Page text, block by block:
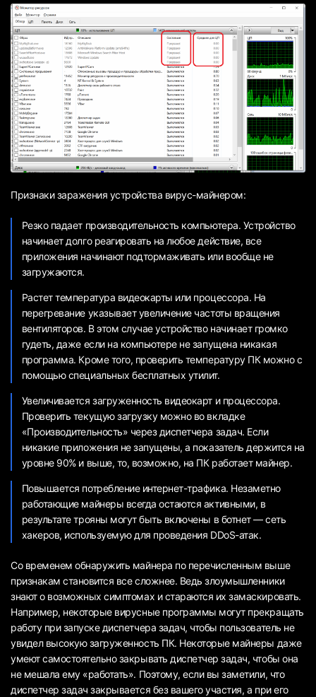
Признаки заражения устройства вирус-майнером:
Резко падает производительность компьютера. Устройство
начинает долго реагировать на любое действие, все
приложения начинают подтормаживать или вообще не
загружаются.
Растет температура видеокарты или процессора. На
перегревание указывает увеличение частоты вращения
вентиляторов. В этом случае устройство начинает громко
гудеть, даже если на компьютере не запущена никакая
программа. Кроме того, проверить температуру ПК можно с
помощью специальных бесплатных утилит.
Увеличивается загруженность видеокарт и процессора.
Проверить текущую загрузку можно во вкладке
«Производительность» через диспетчера задач. Если
никакие приложения не запущены, а показатель держится на
уровне 90% и выше, то, возможно, на ПК работает майнер.
Повышается потребление интернет-трафика. Незаметно
работающие майнеры всегда остаются активными, в
результате трояны могут быть включены в ботнет — сеть
хакеров, используемую для проведения DDoS-атак.
Со временем обнаружить майнера по перечисленным выше
признакам становится все сложнее. Ведь злоумышленники
знают о возможных симптомах и стараются их замаскировать.
Например, некоторые вирусные программы могут прекращать
работу при запуске диспетчера задач, чтобы пользователь не
увидел высокую загруженность ПК. Некоторые майнеры даже
умеют самостоятельно закрывать диспетчер задач, чтобы она
не мешала ему «работать». Поэтому, если вы заметили, что
диспетчер задач закрывается без вашего участия, а при его